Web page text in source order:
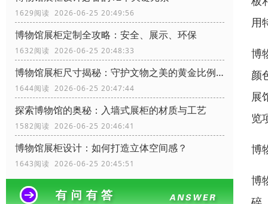
1629阅读 2026-06-25 20:49:56
博物馆展柜定制全攻略：安全、展示、环保
1632阅读 2026-06-25 20:48:33
博物馆展柜尺寸揭秘：守护文物之美的黄金比例！
1644阅读 2026-06-25 20:47:44
探索博物馆的奥秘：入墙式展柜的材质与工艺
1582阅读 2026-06-25 20:46:41
博物馆展柜设计：如何打造立体空间感？
1643阅读 2026-06-25 20:45:51
用
博
颜
展
览
博
博